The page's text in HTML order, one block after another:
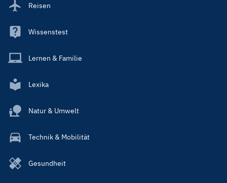
Reisen
Wissenstest
Lernen & Familie
Lexika
Natur & Umwelt
Technik & Mobilität
Gesundheit